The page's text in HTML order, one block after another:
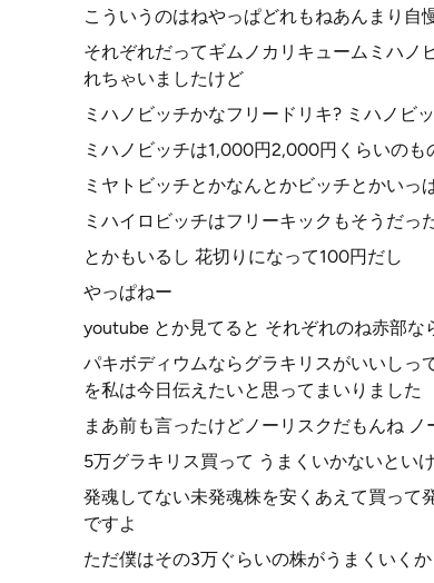
こういうのはねやっぱどれもねあんまり自
それぞれだってギムノカリキュームミハ
れちゃいましたけど
ミハノビッチかなフリードリキ? ミハノビ
ミハノビッチは1,000円2,000円くらいの
ミヤトビッチとかなんとかビッチとかいっ
ミハイロビッチはフリーキックもそうだっ
とかもいるし 花切りになって100円だし
やっぱねー
youtube とか見てると それぞれのね赤部な
パキボディウムならグラキリスがいいしっ
を私は今日伝えたいと思ってまいりました
まあ前も言ったけどノーリスクだもんね ノ
5万グラキリス買って うまくいかないとい
発魂してない未発魂株を安くあえて買って
ですよ
ただ僕はその3万ぐらいの株がうまくいく